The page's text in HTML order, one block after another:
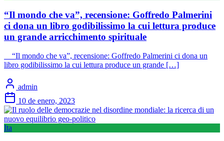
“Il mondo che va”, recensione: Goffredo Palmerini
ci dona un libro godibilissimo la cui lettura produce
un grande arricchimento spirituale
“Il mondo che va”, recensione: Goffredo Palmerini ci dona un
libro godibilissimo la cui lettura produce un grande […]
admin
10 de enero, 2023
Ita